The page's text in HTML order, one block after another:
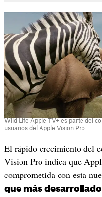
Wild Life Apple TV+ es parte del
usuarios del Apple Vision Pro
El rápido crecimiento del
Vision Pro indica que
comprometida con esta
que más